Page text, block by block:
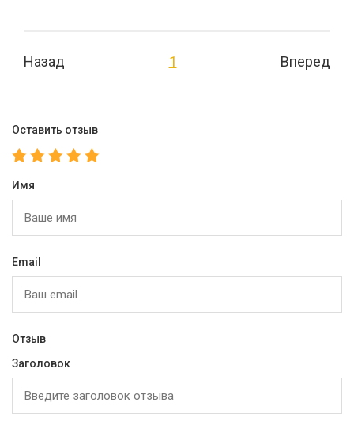
Назад 1 Вперед
Оставить отзыв
Имя
Email
Отзыв
Заголовок